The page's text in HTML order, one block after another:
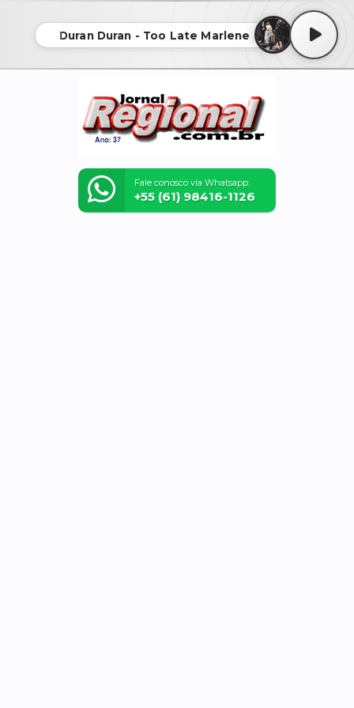
Duran Duran - Too Late Marlene
Fale conosco via Whatsapp:
+55 (61) 98416-1126